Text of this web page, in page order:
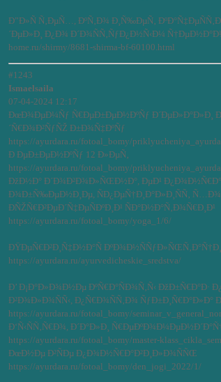
Ð”Ð»Ñ Ñ‚ÐµÑ…, ÐºÑ‚Ð¾ Ð¸Ñ‰ÐµÑ‚
´ÐµÐ»Ð¸ Ð¿Ð¾ Ð´Ð¾ÑÑ‚ÑƒÐ¿Ð½Ñ‹Ð¼
home.ru/shirmy/8681-shirma-bf-60100.html
#1243
Ismaelsaila
07-04-2024 12:17
ÐœÐ¾ÐµÐ¼Ñƒ Ñ€ÐµÐ±ÐµÐ½ÐºÑƒ Ð´ÐµÐ»Ð°Ð»Ð¸
´Ñ€Ð¾Ð²ÑƒÑŽ Ð±Ð¾Ñ‡ÐºÑƒ
https://ayurdara.ru/fotoal_bomy/
Ð ÐµÐ±ÐµÐ½ÐºÑƒ 12 Ð»ÐµÑ‚
https://ayurdara.ru/fotoal_bomy/
ÐžÐ½Ð° Ð´Ð¾Ð²Ð¾Ð»ÑŒÐ½Ð°, ÐµÐ¹
Ð¾Ð±Ñ‰ÐµÐ½Ð¸Ðµ, ÑÐ¿ÐµÑ†Ð¸Ð°Ð»Ð¸ÑÑ‚
ÐÑŽÑ€Ð²ÐµÐ´Ñ‡ÐµÑÐºÐ¸Ð¹ ÑÐ°Ð½Ð°Ñ‚Ð¾Ñ€Ð¸Ð¹
https://ayurdara.ru/fotoal_bomy/yoga_1/6/
ÐŸÐµÑ€Ð²Ð¸Ñ‡Ð½Ð°Ñ
https://ayurdara.ru/ayurvedicheskie_sredstva/
Ð’ Ð¡Ð°Ð»Ð¾Ð½Ðµ ÐºÑ€Ð°ÑÐ¾Ñ‚Ñ‹ ÐžÐ±Ñ€Ð°Ð·
Ð²Ð¾Ð»Ð¾ÑÑ‹, Ð¿Ñ€Ð¾ÑÑ‚Ð¾
https://ayurdara.ru/fotoal_bomy/
Ð‘Ñ‹ÑÑ‚Ñ€Ð¾, Ð´Ð°Ð»Ð¸
https://ayurdara.ru/fotoal_bomy/master-
ÐœÐ½Ðµ Ð²ÑÐµ Ð¿Ð¾Ð½Ñ€Ð°Ð²Ð¸Ð»Ð¾ÑÑŒ
https://ayurdara.ru/fotoal_bomy/den_jogi_2022/1/